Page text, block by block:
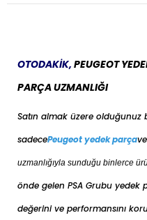
OTODAKİK, PEUGEOT
PARÇA UZMANLIĞI
Satın almak üzere
sadecePeugeot yedek parçave
uzmanlığıyla sunduğu binlerce
önde gelen PSA Grubu yedek
değerini ve performansını